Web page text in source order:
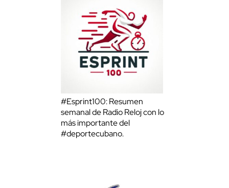
#Esprint100: Resumen
semanal de Radio Reloj con lo
más importante del
#deportecubano.